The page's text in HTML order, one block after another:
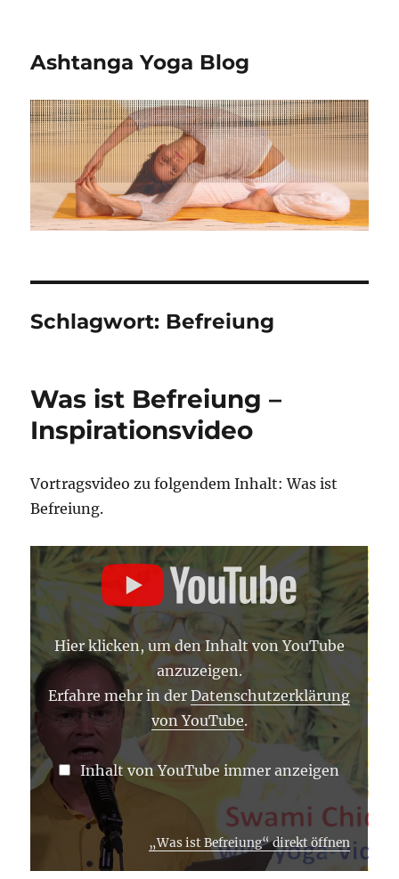
Ashtanga Yoga Blog
Schlagwort: Befreiung
Was ist Befreiung –
Inspirationsvideo
Vortragsvideo zu folgendem Inhalt: Was ist
Befreiung.
„WAS
IST
BEFREIUNG“
VON
YOUTUBE
ANZEIGEN
Hier klicken, um den Inhalt von YouTube
anzuzeigen.
Erfahre mehr in derDatenschutzerklärung
von YouTube.
Inhalt von YouTube immer anzeigen
„Was ist Befreiung“ direkt öffnen